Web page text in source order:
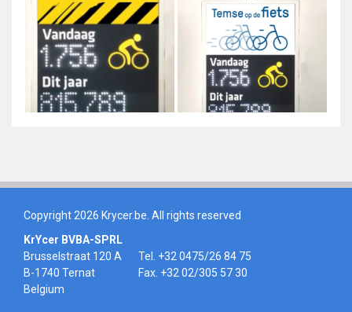
Copyright 2026 Krycer.be. All rights reserved
KrYcer BVBA-SPRL
Brusselstraat 120 A
B-1740 Ternat
Belgium
Tel. +32 0475/26 84 75
Fax. +32 02/305 57 30